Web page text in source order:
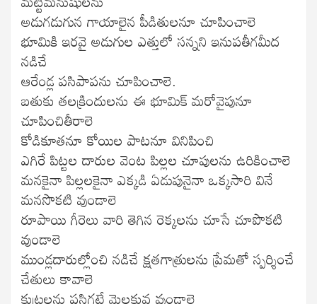
అడుగడుగున గాయాలైన పీడితులనూ చూపించాలె
భూమికి ఇరవై అడుగుల ఎత్తులో సన్నని ఇనుపతీగమీద
నడిచే
ఆరేండ్ల పసిపాపను చూపించాలె.
బతుకు తలక్రిందులను ఈ భూమిక్ మరోవైపునూ
చూపించితీరాలె
కోడికూతనూ కోయిల పాటనూ వినిపించి
ఎగిరే పిట్టల దారుల వెంట పిల్లల చూపులను ఉరికించాలె
మనకైనా పిల్లలకైనా ఎక్కడి ఏడుపునైనా ఒక్కసారి వినే
మనసొకటి వుండాలె
రూపాయి గీరెలు వారి తెగిన రెక్కలను చూసే చూపొకటి
వుండాలె
ముండ్లదారుల్లోంచి నడిచే క్షతగాత్రులను ప్రేమతో స్పర్శించే
చేతులు కావాలె
కుట్రలను పసిగట్టే మెలకువ వుండాలె